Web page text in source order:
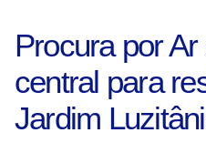
Procura por
central para
Jardim